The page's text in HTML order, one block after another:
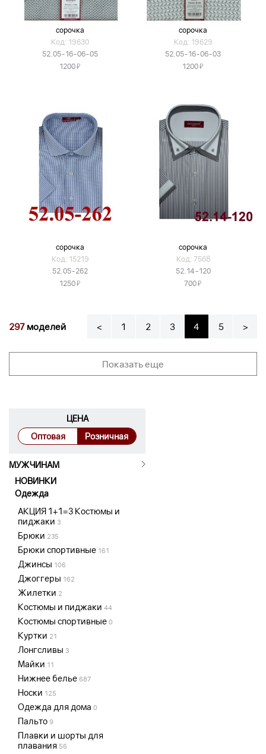
сорочка
Код: 19630
52.05-16-06-05
1200Я
сорочка
Код: 19629
52.05-16-06-03
1200Я
сорочка
Код: 15219
52.05-262
1250Я
сорочка
Код: 7568
52.14-120
700Я
297моделей < 1 2 3 4 5 >
Показать еще
ЦЕНА
Оптовая
Розничная
МУЖЧИНАМ
НОВИНКИ
Одежда
АКЦИЯ 1+1=3 Костюмы и
пиджаки 3
Брюки 235
Брюки спортивные 161
Джинсы 106
Джоггеры 162
Жилетки 2
Костюмы и пиджаки 44
Костюмы спортивные 0
Куртки 21
Лонгсливы 3
Майки 11
Нижнее белье 687
Носки 125
Одежда для дома 0
Пальто 9
Плавки и шорты для
плавания 56